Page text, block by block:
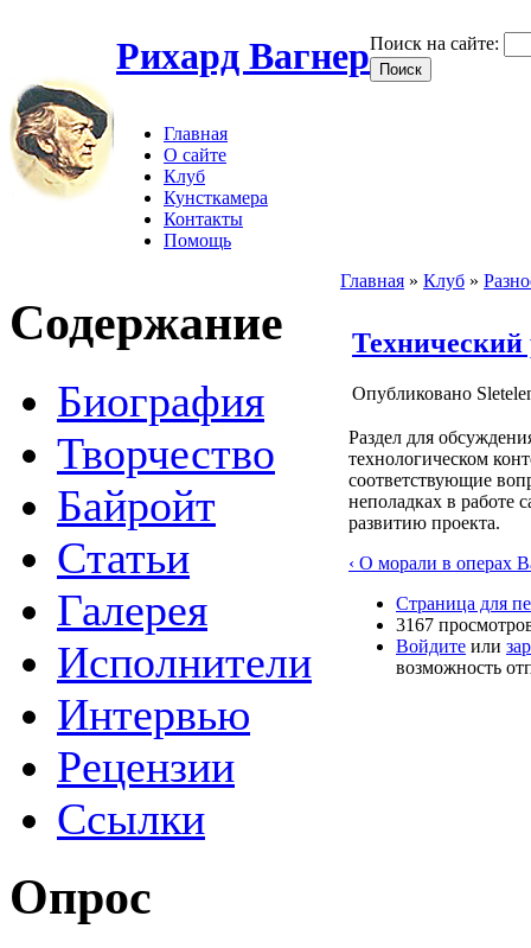
Рихард ВагнерПоиск на сайте:
Главная
О сайте
Клуб
Кунсткамера
Контакты
Помощь
Содержание
Биография
Творчество
Байройт
Статьи
Галерея
Исполнители
Интервью
Рецензии
Ссылки
Опрос
Главная » Клуб »
Технический
Опубликовано
Раздел для
технологическом
соответствующие
неполадках в работе
развитию проекта.
‹ О морали в операх
Страница для
3167
Войдите или
возможность